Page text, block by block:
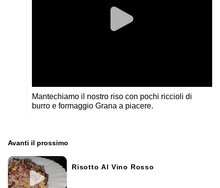
Mantechiamo il nostro riso con pochi riccioli di
burro e formaggio Grana a piacere.
Avanti il ​​prossimo
Risotto Al Vino Rosso